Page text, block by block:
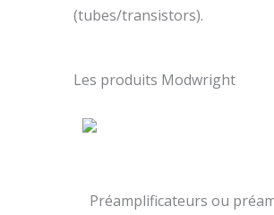
(tubes/transistors).
Les produits Modwright
Préamplificateurs ou